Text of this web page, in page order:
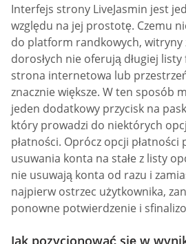
Interfejs strony LiveJasmin jest
względu na jej prostotę. Czemu
do platform randkowych, witryny
dorosłych nie oferują długiej
strona internetowa lub
znacznie większe. W ten sposób
jeden dodatkowy przycisk na
który prowadzi do niektórych
płatności. Oprócz opcji płatności
usuwania konta na stałe z listy
nie usuwają konta od razu i
najpierw ostrzec użytkownika,
ponowne potwierdzenie i
Jak pozycjonować się w